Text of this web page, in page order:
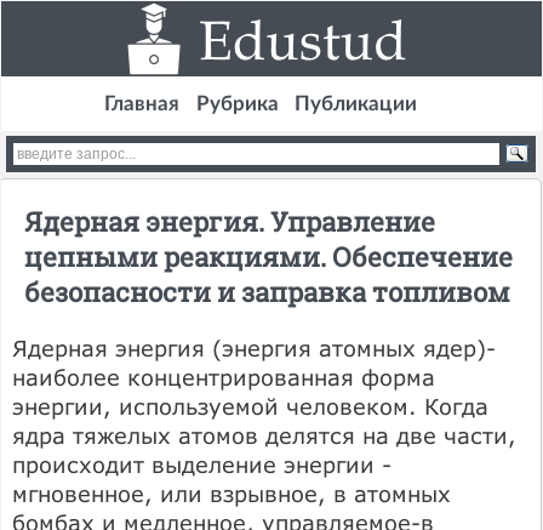
Главная Рубрика Публикации
Ядерная энергия. Управление
цепными реакциями. Обеспечение
безопасности и заправка топливом
Ядерная энергия (энергия атомных ядер)-
наиболее концентрированная форма
энергии, используемой человеком. Когда
ядра тяжелых атомов делятся на две части,
происходит выделение энергии -
мгновенное, или взрывное, в атомных
бомбах и медленное, управляемое-в